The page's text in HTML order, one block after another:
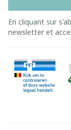
En cliquant sur
newsletter et